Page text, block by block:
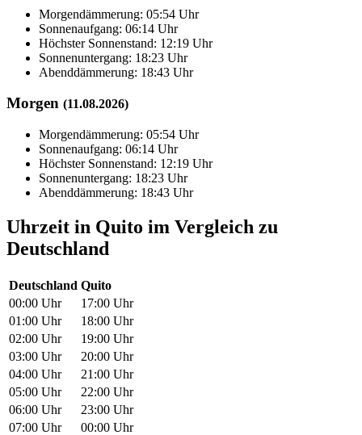
Morgendämmerung: 05:54 Uhr
Sonnenaufgang: 06:14 Uhr
Höchster Sonnenstand: 12:19 Uhr
Sonnenuntergang: 18:23 Uhr
Abenddämmerung: 18:43 Uhr
Morgen (11.08.2026)
Morgendämmerung: 05:54 Uhr
Sonnenaufgang: 06:14 Uhr
Höchster Sonnenstand: 12:19 Uhr
Sonnenuntergang: 18:23 Uhr
Abenddämmerung: 18:43 Uhr
Uhrzeit in Quito im Vergleich zu
Deutschland
Deutschland Quito
00:00 Uhr
17:00 Uhr
01:00 Uhr
18:00 Uhr
02:00 Uhr
19:00 Uhr
03:00 Uhr
20:00 Uhr
04:00 Uhr
21:00 Uhr
05:00 Uhr
22:00 Uhr
06:00 Uhr
23:00 Uhr
07:00 Uhr
00:00 Uhr